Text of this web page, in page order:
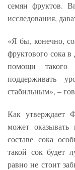
семян фруктов.
исследования,
«Я бы, конечно,
фруктового сока в
помощи
поддерживать
стабильным», –
Как утверждает
может оказывать
составе сока
такой сок будет
равно не стоит